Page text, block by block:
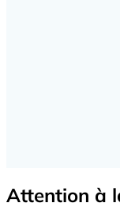
Attention à